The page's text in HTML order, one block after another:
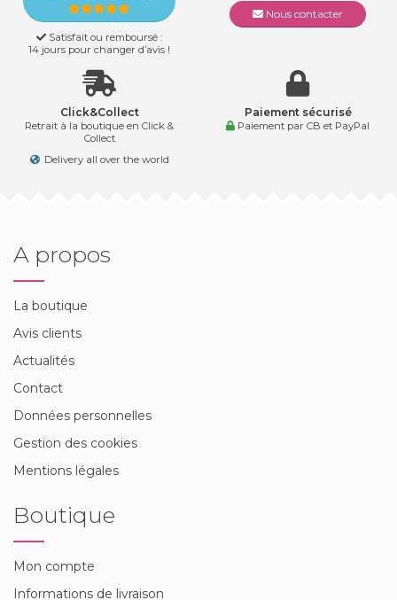
Satisfait ou remboursé :
14 jours pour changer d’avis !
Nous contacter
Click&Collect
Retrait à la boutique en Click &
Collect
Delivery all over the world
Paiement sécurisé
Paiement par CB et PayPal
A propos
La boutique
Avis clients
Actualités
Contact
Données personnelles
Gestion des cookies
Mentions légales
Boutique
Mon compte
Informations de livraison